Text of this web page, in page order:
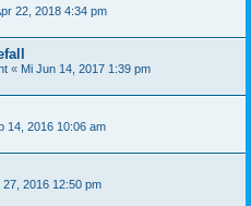
22, 2018 4:34 pm
« Mi Jun 14, 2017 1:39 pm
14, 2016 10:06 am
27, 2016 12:50 pm